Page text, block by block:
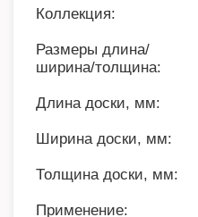
Коллекция:
Размеры длина/
ширина/толщина:
Длина доски, мм:
Ширина доски, мм:
Толщина доски, мм:
Применение: